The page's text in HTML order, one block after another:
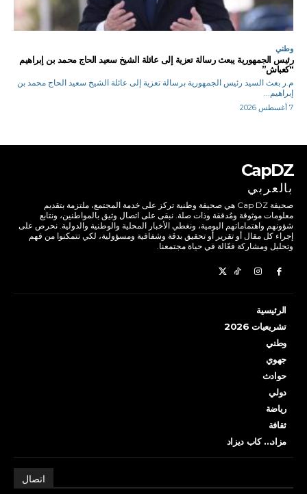
وطني
رئيس الجمهورية يبعث رسالة تعزية إلى عائلة الشيخ سعيد الحاج محمد بن إبراهيم
“كعباش”
م.ر بعث السيد رئيس الجمهورية برسالة تعزية إلى عائلة الشيخ سعيد الحاج محمد بن
إبراهيم...
7 أغسطس 2026
CapDZ
بالعربي
صحيفة Cap DZ هي صحيفة وطنية تركز على خدمة المجتمع، ملتزمة بتقديم
معلومات موثوقة ومُدققة وذات صلة. نبقى على اتصال وثيق بالمواطنين، ونتابع
شؤونهم واهتماماتهم اليومية، ونغطي الأخبار المحلية والوطنية والدولية. نحرص على
إجراء كل مقال أو تقرير أو تحقيق بدقة وشفافية ومسؤولية، لكي تتمكنوا من فهم
وتحليل ومشاركة فعّالة في حياة مجتمعنا.
الرئيسية
تشريعيات 2026
وطني
جهوي
حوادث
دولي
رياضة
ثقافة
مزاد… كاب ديزاد
اتصال